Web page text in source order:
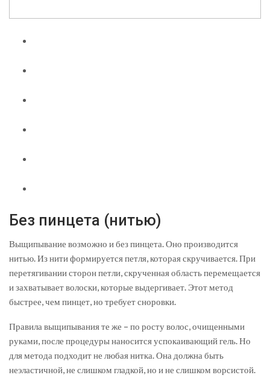
Без пинцета (нитью)
Выщипывание возможно и без пинцета. Оно производится
нитью. Из нити формируется петля, которая скручивается. При
перетягивании сторон петли, скрученная область перемещается
и захватывает волоски, которые выдергивает. Этот метод
быстрее, чем пинцет, но требует сноровки.
Правила выщипывания те же – по росту волос, очищенными
руками, после процедуры наносится успокаивающий гель. Но
для метода подходит не любая нитка. Она должна быть
неэластичной, не слишком гладкой, но и не слишком ворсистой.